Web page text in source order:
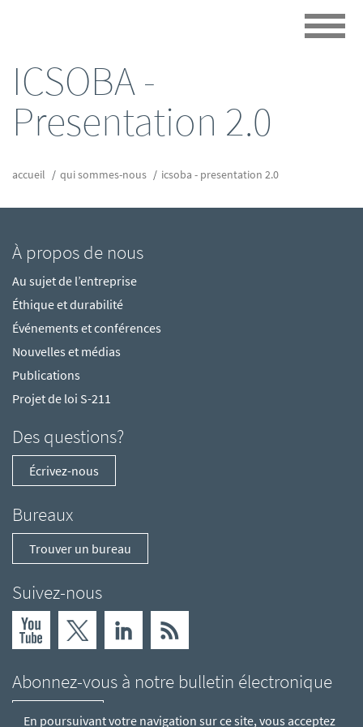
ICSOBA -
Presentation 2.0
accueil qui sommes-nous icsoba - presentation 2.0
À propos de nous
Au sujet de l’entreprise
Éthique et durabilité
Événements et conférences
Nouvelles et médias
Publications
Projet de loi S-211
Des questions?
Écrivez-nous
Bureaux
Trouver un bureau
Suivez-nous
Abonnez-vous à notre bulletin électronique
S'abonner
En poursuivant votre navigation sur ce site, vous acceptez